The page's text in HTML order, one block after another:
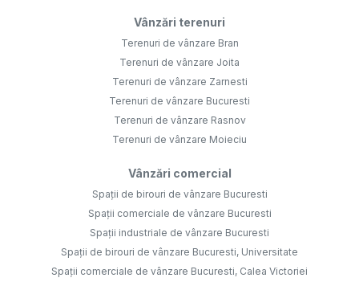
Vânzări terenuri
Terenuri de vânzare Bran
Terenuri de vânzare Joita
Terenuri de vânzare Zarnesti
Terenuri de vânzare Bucuresti
Terenuri de vânzare Rasnov
Terenuri de vânzare Moieciu
Vânzări comercial
Spații de birouri de vânzare Bucuresti
Spații comerciale de vânzare Bucuresti
Spații industriale de vânzare Bucuresti
Spații de birouri de vânzare Bucuresti, Universitate
Spații comerciale de vânzare Bucuresti, Calea Victoriei